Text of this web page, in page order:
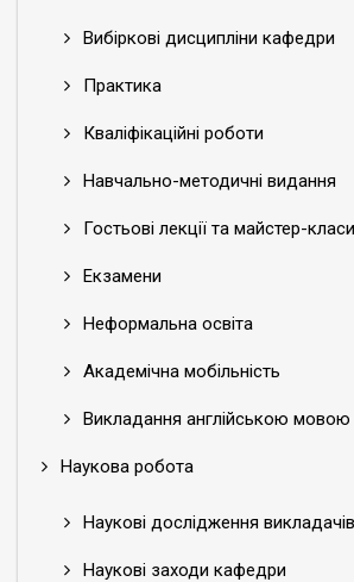
Вибіркові дисципліни кафедри
Практика
Кваліфікаційні роботи
Навчально-методичні видання
Гостьові лекції та майстер-класи
Екзамени
Неформальна освіта
Академічна мобільність
Викладання англійською мовою
Наукова робота
Наукові дослідження викладачів
Наукові заходи кафедри